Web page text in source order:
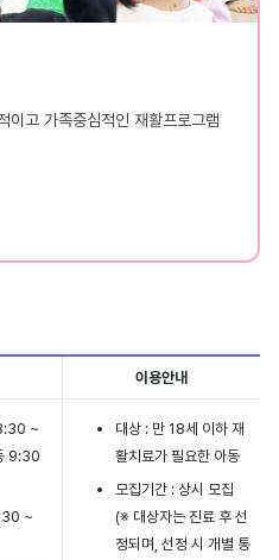
이고 가족중심적인 재활프로그램
이용안내
~
9:30
~
대상 : 만 18세 이하 재
활치료가 필요한 아동
모집기간 : 상시 모집
(※ 대상자는 진료 후 선
정되며, 선정 시 개별 통